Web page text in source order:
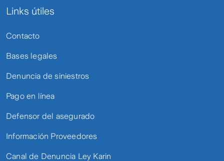
Links útiles
Contacto
Bases legales
Denuncia de siniestros
Pago en línea
Defensor del asegurado
Información Proveedores
Canal de Denuncia Ley Karin